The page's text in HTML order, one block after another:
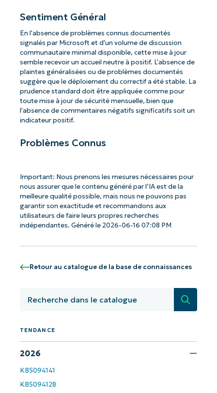
Sentiment Général
En l'absence de problèmes connus documentés
signalés par Microsoft et d'un volume de discussion
communautaire minimal disponible, cette mise à jour
semble recevoir un accueil neutre à positif. L'absence de
plaintes généralisées ou de problèmes documentés
suggère que le déploiement du correctif a été stable. La
prudence standard doit être appliquée comme pour
toute mise à jour de sécurité mensuelle, bien que
l'absence de commentaires négatifs significatifs soit un
indicateur positif.
Problèmes Connus
Important: Nous prenons les mesures nécessaires pour
nous assurer que le contenu généré par l’IA est de la
meilleure qualité possible, mais nous ne pouvons pas
garantir son exactitude et recommandons aux
utilisateurs de faire leurs propres recherches
indépendantes. Généré le 2026-06-16 07:08 PM
Retour au catalogue de la base de connaissances
TENDANCE
2026
KB5094141
KB5094128
Commencez avec les analyses de KB
Prénom
Nom*